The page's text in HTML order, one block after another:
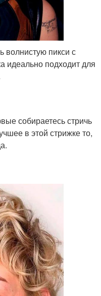
волнистую пикси с
идеально подходит для
собираетесь стричь
в этой стрижке то,